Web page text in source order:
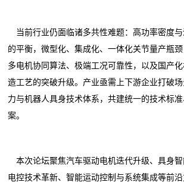
当前行业仍面临诸多共性难题：高功率密度
的平衡，微型化、集成化、一体化关节量产瓶颈
多电机协同算法、极端工况可靠性，以及国产
造工艺的突破升级。产业亟需上下游企业打破
力与机器人具身技术体系，共建统一的技术标
案。
本次论坛聚焦汽车驱动电机迭代升级、具身
电控技术革新、智能运动控制与系统集成等前沿